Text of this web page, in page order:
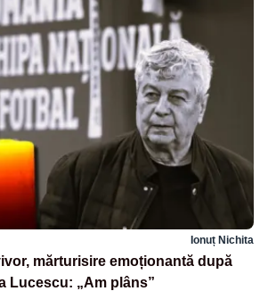
Ionuț Nichita
mărturisire emoționantă după
Lucescu: „Am plâns”